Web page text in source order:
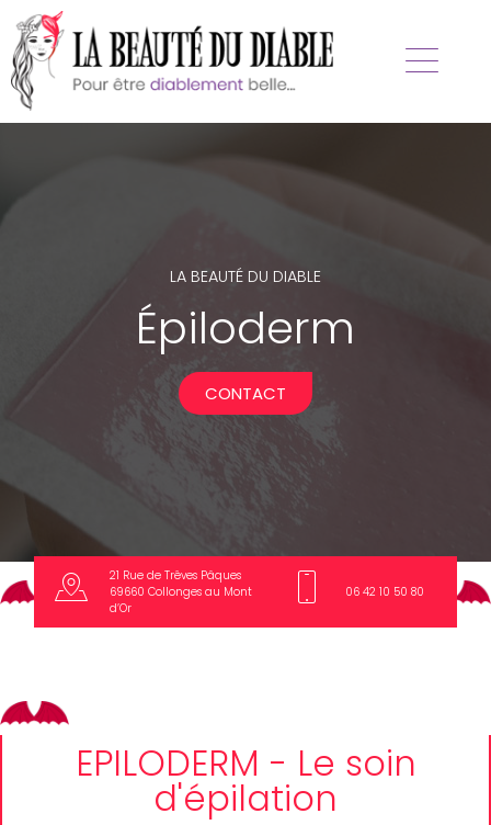
LA BEAUTÉ DU DIABLE
Épiloderm
CONTACT
21 Rue de Trêves Pâques
69660 Collonges au Mont
d’Or
06 42 10 50 80
EPILODERM - Le soin
d'épilation